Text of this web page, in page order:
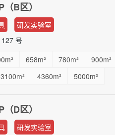
B区）
研发实验室
127 号
658m² 780m²
900m²
3100m² 4360m²
5000m²
D区）
研发实验室